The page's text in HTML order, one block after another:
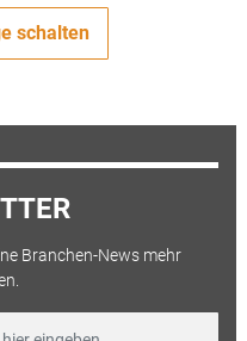
schalten
Branchen-News mehr